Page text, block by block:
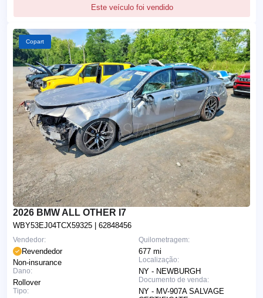
Este veículo foi vendido
Copart
2026 BMW ALL OTHER I7
WBY53EJ04TCX59325 | 62848456
Quilometragem:
677 mi
Localização:
NY - NEWBURGH
Documento de venda:
NY - MV-907A SALVAGE
Vendedor:
Revendedor
Non-insurance
Dano:
Rollover
Tipo: